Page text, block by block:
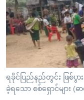
အ
ညွန်း
စာမျက်နှာ
သို့
ကျော်
ကြည့်
ရန်
သုတပဒေသာ အင်္ဂလိပ်
Learning English
ဗွီအိုအေ လူမှုကွန်ယက်မျာ
ရခိုင်ပြည်နည်တွင်း ဖြစ်ပွ
ခဲ့ရသော စစ်ရှောင်များ (ဓ